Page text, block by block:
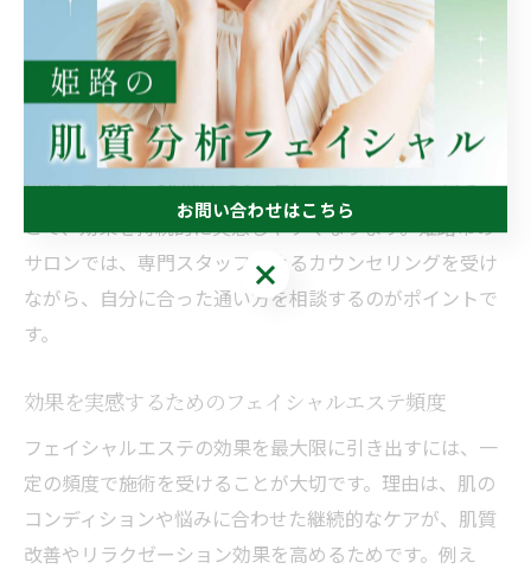
フェイシャルエステの効果をしっかり実感するために
は、通う回数の目安を知ることが重要です。肌質や目的
によって最適な通い方は異なりますが、一般的には定期
的な施術が推奨されます。例えば、肌のターンオーバー
周期を考慮し、2週間から1ヶ月に一度のペースで通うこ
とで、効果を持続的に実感しやすくなります。姫路市の
サロンでは、専門スタッフによるカウンセリングを受け
ながら、自分に合った通い方を相談するのがポイントで
す。
効果を実感するためのフェイシャルエステ頻度
フェイシャルエステの効果を最大限に引き出すには、一
定の頻度で施術を受けることが大切です。理由は、肌の
コンディションや悩みに合わせた継続的なケアが、肌質
改善やリラクゼーション効果を高めるためです。例え
お問い合わせはこちら
お問い合わせはこちら